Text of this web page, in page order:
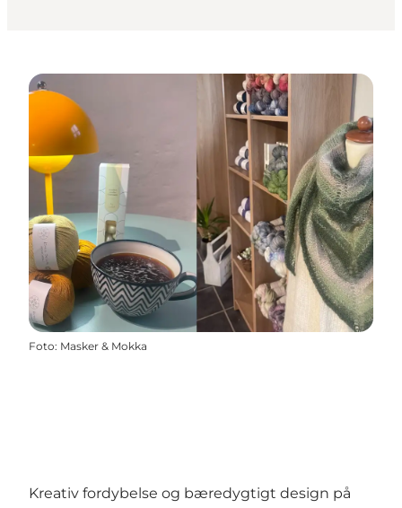
Foto: Masker & Mokka
Kreativ fordybelse og bæredygtigt design på